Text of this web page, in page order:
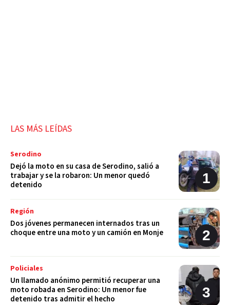
LAS MÁS LEÍDAS
Serodino
Dejó la moto en su casa de Serodino, salió a
trabajar y se la robaron: Un menor quedó
detenido
Región
Dos jóvenes permanecen internados tras un
choque entre una moto y un camión en Monje
Policiales
Un llamado anónimo permitió recuperar una
moto robada en Serodino: Un menor fue
detenido tras admitir el hecho